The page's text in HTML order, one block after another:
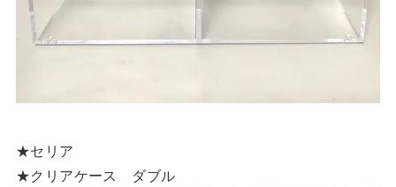
★セリア
★クリアケース ダブル